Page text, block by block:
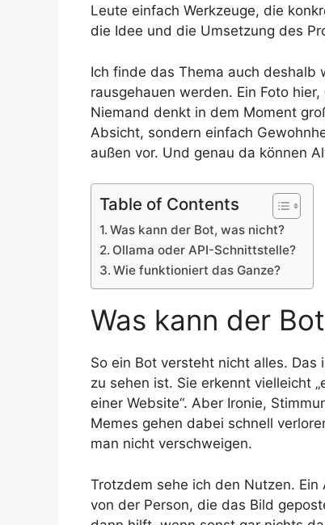
Leute einfach Werkzeuge, die
die Idee und die Umsetzung des
Ich finde das Thema auch deshalb
rausgehauen werden. Ein Foto
Niemand denkt in dem Moment
Absicht, sondern einfach
außen vor. Und genau da können
Table of Contents
Was kann der Bot, was nicht?
Ollama oder API-Schnittstelle?
Wie funktioniert das Ganze?
Was kann der
So ein Bot versteht nicht alles.
zu sehen ist. Sie erkennt vielleicht
einer Website“. Aber Ironie,
Memes gehen dabei schnell
man nicht verschweigen.
Trotzdem sehe ich den Nutzen.
von der Person, die das Bild